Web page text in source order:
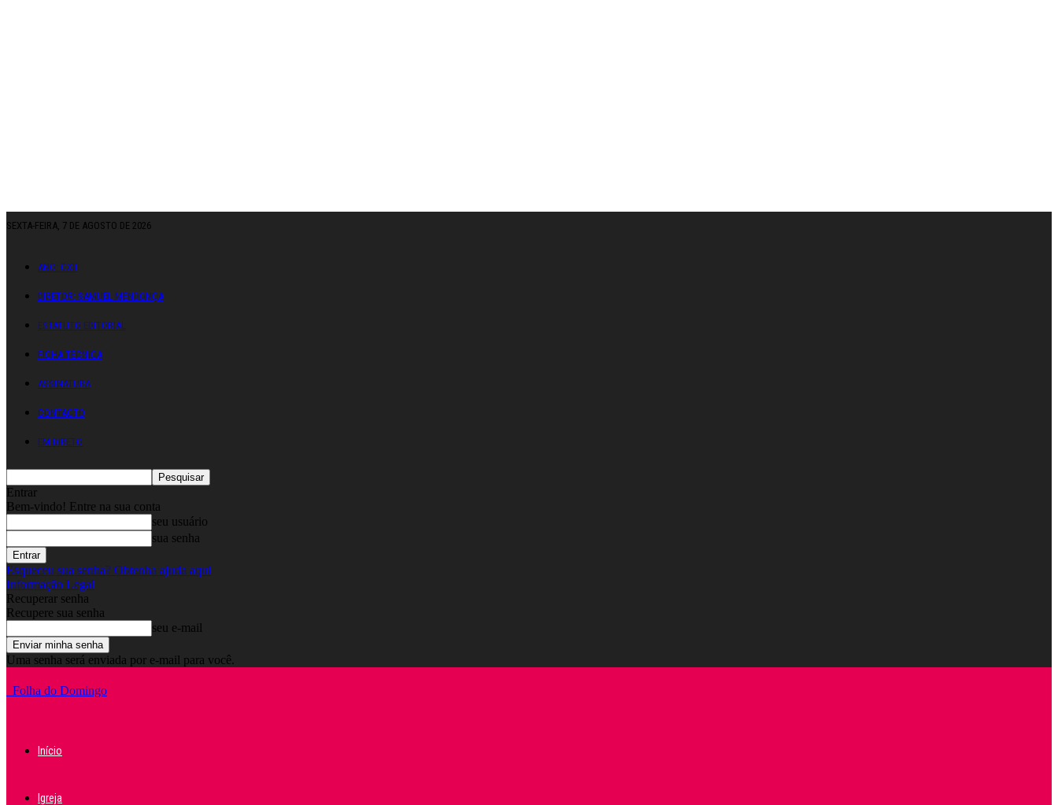
SEXTA-FEIRA, 7 DE AGOSTO DE 2026
ANO: CXII
DIRETOR: SAMUEL MENDONÇA
ESTATUTO EDITORIAL
FICHA TÉCNICA
ASSINATURA
CONTACTO
EM DIRETO
Entrar
Bem-vindo! Entre na sua conta
seu usuário
sua senha
Esqueceu sua senha? Obtenha ajuda aqui
Informação Legal
Recuperar senha
Recupere sua senha
seu e-mail
Uma senha será enviada por e-mail para você.
Folha do Domingo
Início
Igreja